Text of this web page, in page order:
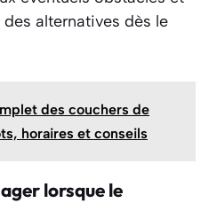
alternatives dès le
des couchers de
horaires et conseils
lorsque le